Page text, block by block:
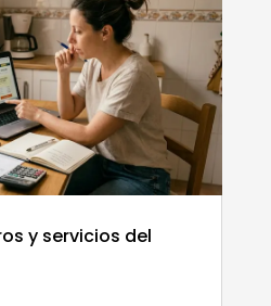
y servicios del